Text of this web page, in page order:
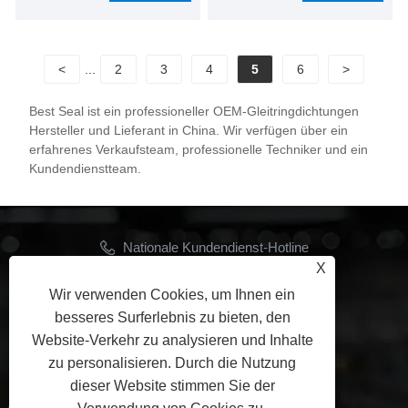
Suchen Sie einen
mechanische Dichtungen
nicht weiter! Ningbo Best
Seals Co., Ltd. ist ein
führendes Unternehmen,
Gleitringdichtungen
Pump Mechanical Seal in
Suchen Sie einen
zuverlässigen Hersteller
mechanische Dichtungen
in China? Suchen Sie
Gleitringdichtungen
< ... 2 3 4 5 6 >
Best Seal ist ein professioneller OEM-Gleitringdichtungen
Hersteller und Lieferant in China. Wir verfügen über ein
erfahrenes Verkaufsteam, professionelle Techniker und ein
Kundendienstteam.
Nationale Kundendienst-Hotline
Email
Jhon@ymbestseal.com
FOLGEN SIE UNS
X
Wir verwenden Cookies, um Ihnen ein
besseres Surferlebnis zu bieten, den
Website-Verkehr zu analysieren und Inhalte
zu personalisieren. Durch die Nutzung
dieser Website stimmen Sie der